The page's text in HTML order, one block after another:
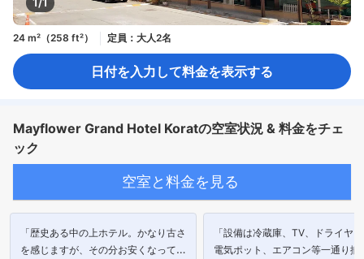
24 m²（258 ft²） 定員：大人2名
日付を入力して料金を表示する
Mayflower Grand Hotel Koratの空室状況 & 料金をチェ
ック
空室と料金を見る
「歴史ある中の上ホテル。かなり古さ
を感じますが、その分お安くなってお
「設備は冷蔵庫、TV、ドライヤ
電気ポット、エアコン等一通り揃